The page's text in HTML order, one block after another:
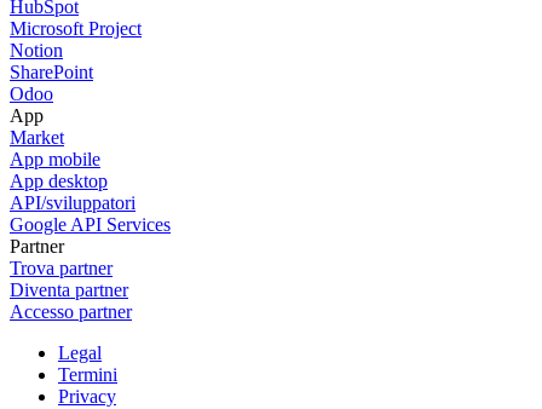
HubSpot
Microsoft Project
Notion
SharePoint
Odoo
App
Market
App mobile
App desktop
API/sviluppatori
Google API Services
Partner
Trova partner
Diventa partner
Accesso partner
Legal
Termini
Privacy